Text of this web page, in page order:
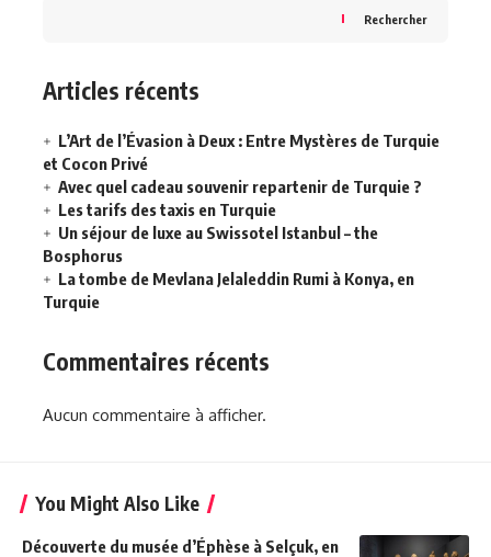
Rechercher
Articles récents
L’Art de l’Évasion à Deux : Entre Mystères de Turquie
et Cocon Privé
Avec quel cadeau souvenir repartenir de Turquie ?
Les tarifs des taxis en Turquie
Un séjour de luxe au Swissotel Istanbul – the
Bosphorus
La tombe de Mevlana Jelaleddin Rumi à Konya, en
Turquie
Commentaires récents
Aucun commentaire à afficher.
You Might Also Like
Découverte du musée d’Éphèse à Selçuk, en